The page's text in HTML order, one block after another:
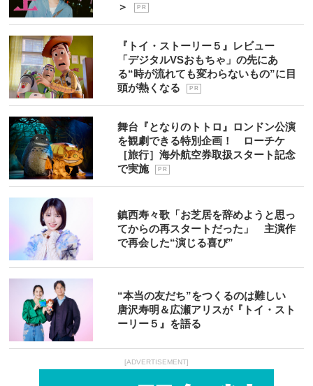
＞
P R
『トイ・ストーリー５』レビュー
「デジタルVSおもちゃ」の先にあ
る“時が流れても変わらないもの”に目
頭が熱くなる
P R
舞台『となりのトトロ』ロンドン公演
を観劇できる特別企画！ ローチケ
［旅行］海外航空券取扱スタート記念
で実施
P R
鎮西寿々歌「お芝居を辞めようと思っ
てからの再スタートだった」 主演作
で再会した“演じる喜び”
“本当の友だち”をつくるのは難しい
唐沢寿明＆広瀬アリスが『トイ・スト
ーリー５』を語る
[ADVERTISEMENT]